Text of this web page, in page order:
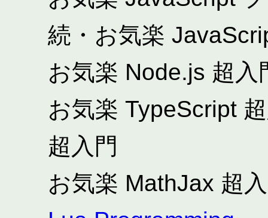
続・お気楽
お気楽 Node.js 超入
お気楽 TypeScript
超入門
お気楽 MathJax 超